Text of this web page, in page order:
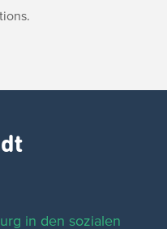
in den sozialen